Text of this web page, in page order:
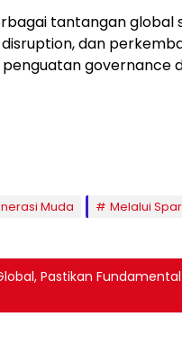
tantangan global
dan
governance
Muda Melalui
Pastikan